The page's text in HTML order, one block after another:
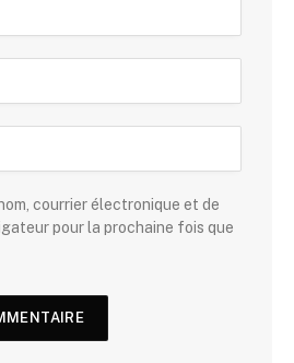
courrier électronique et de
pour la prochaine fois que